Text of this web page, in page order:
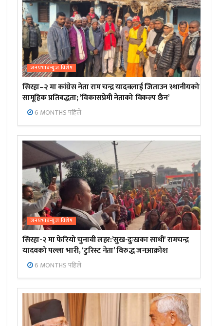
जनप्रभाबन्युज विशेष
सिरहा–२ मा कांग्रेस नेता राम चन्द्र यादवलाई जिताउन स्थानीयको
सामूहिक प्रतिबद्धता; ‘विकासप्रेमी नेताको विकल्प छैन’
6 MONTHS पहिले
जनप्रभाबन्युज विशेष
सिरहा-२ मा फेरियो चुनावी लहर:’सुख-दुःखका साथी’ रामचन्द्र
यादवको पल्ला भारी, ‘टुरिस्ट नेता’ विरुद्ध जनआक्रोश
6 MONTHS पहिले